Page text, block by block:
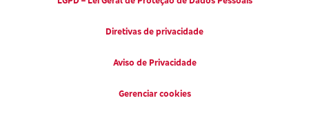
Diretivas de privacidade
Aviso de Privacidade
Gerenciar cookies